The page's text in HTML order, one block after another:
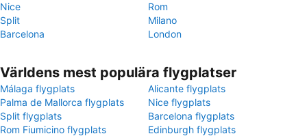
Nice
Rom
Split
Milano
Barcelona
London
Världens mest populära flygplatser
Málaga flygplats
Alicante flygplats
Palma de Mallorca flygplats
Nice flygplats
Split flygplats
Barcelona flygplats
Rom Fiumicino flygplats
Edinburgh flygplats